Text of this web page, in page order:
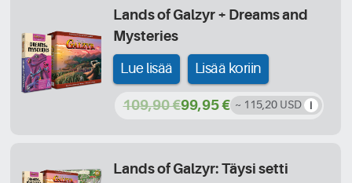
Lands of Galzyr + Dreams and
Mysteries
Lue lisää Lisää koriin
109,90 €99,95 € ~ 115,20 USD
Lands of Galzyr: Täysi setti